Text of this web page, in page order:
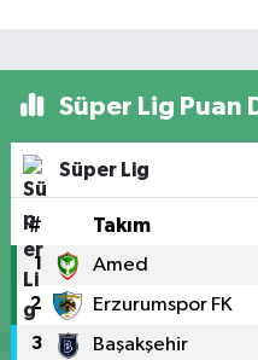
Süper Lig Puan
Süper Lig
# Takım
1 Amed
2 Erzurumspor FK
3 Başakşehir